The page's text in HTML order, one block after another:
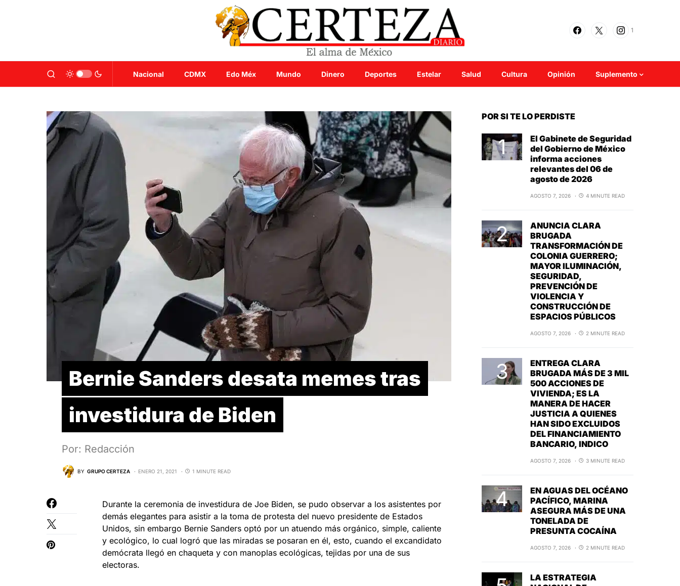
1
Nacional CDMX Edo Méx Mundo Dinero Deportes Estelar Salud Cultura Opinión Suplemento
Bernie Sanders desata memes tras
investidura de Biden
Por: Redacción
BY GRUPO CERTEZA ENERO 21, 2021 1 MINUTE READ
Durante la ceremonia de investidura de Joe Biden, se pudo observar a los asistentes por
demás elegantes para asistir a la toma de protesta del nuevo presidente de Estados
Unidos, sin embargo Bernie Sanders optó por un atuendo más orgánico, simple, caliente
y ecológico, lo cual logró que las miradas se posaran en él, esto, cuando el excandidato
demócrata llegó en chaqueta y con manoplas ecológicas, tejidas por una de sus
electoras.
POR SI TE LO PERDISTE
El Gabinete de Seguridad
del Gobierno de México
informa acciones
relevantes del 06 de
agosto de 2026
AGOSTO 7, 2026 4 MINUTE READ
ANUNCIA CLARA
BRUGADA
TRANSFORMACIÓN DE
COLONIA GUERRERO;
MAYOR ILUMINACIÓN,
SEGURIDAD,
PREVENCIÓN DE
VIOLENCIA Y
CONSTRUCCIÓN DE
ESPACIOS PÚBLICOS
AGOSTO 7, 2026 2 MINUTE READ
ENTREGA CLARA
BRUGADA MÁS DE 3 MIL
500 ACCIONES DE
VIVIENDA; ES LA
MANERA DE HACER
JUSTICIA A QUIENES
HAN SIDO EXCLUIDOS
DEL FINANCIAMIENTO
BANCARIO, INDICO
AGOSTO 7, 2026 3 MINUTE READ
EN AGUAS DEL OCÉANO
PACÍFICO, MARINA
ASEGURA MÁS DE UNA
TONELADA DE
PRESUNTA COCAÍNA
AGOSTO 7, 2026 2 MINUTE READ
LA ESTRATEGIA